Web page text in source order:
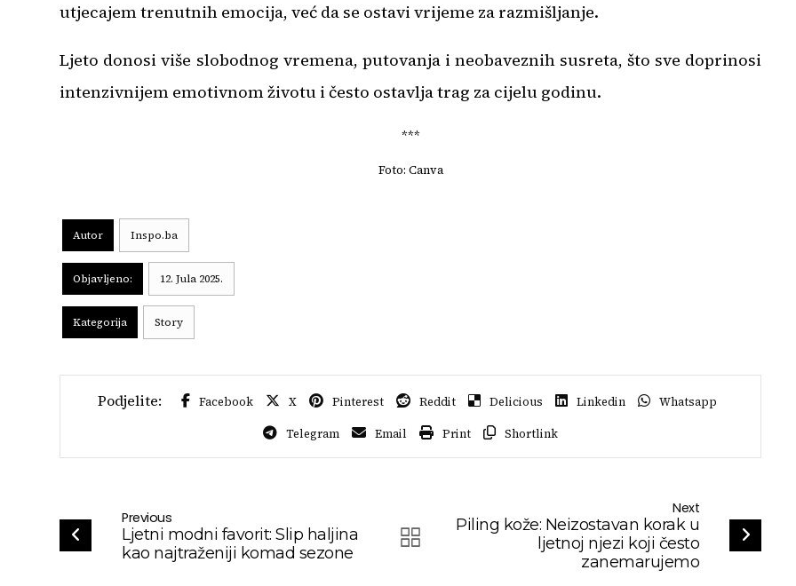
utjecajem trenutnih emocija, već da se ostavi vrijeme za razmišljanje.
Ljeto donosi više slobodnog vremena, putovanja i neobaveznih susreta, što sve doprinosi
intenzivnijem emotivnom životu i često ostavlja trag za cijelu godinu.
***
Foto: Canva
Autor Inspo.ba
Objavljeno: 12. Jula 2025.
Kategorija Story
Facebook X Pinterest Reddit Delicious Linkedin Whatsapp
Telegram Email Print Shortlink
Previous
Ljetni modni favorit: Slip haljina
kao najtraženiji komad sezone
Next
Piling kože: Neizostavan korak u
ljetnoj njezi koji često
zanemarujemo